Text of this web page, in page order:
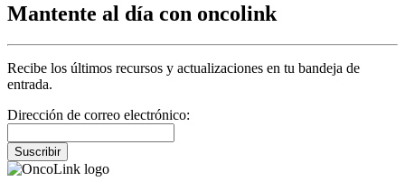
Mantente al día con oncolink
Recibe los últimos recursos y actualizaciones en tu bandeja de
entrada.
Dirección de correo electrónico:
Suscribir